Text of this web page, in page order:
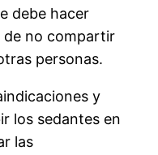
debe hacer
de no compartir
personas.
y
los sedantes en
las